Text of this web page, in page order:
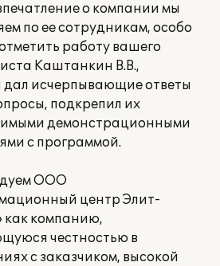
о компании мы
по ее сотрудникам, особо
работу вашего
Каштанкин В.В.,
дал исчерпывающие ответы
подкрепил их
демонстрационными
с программой.
ООО
центр Элит-
как компанию,
честностью в
с заказчиком, высокой